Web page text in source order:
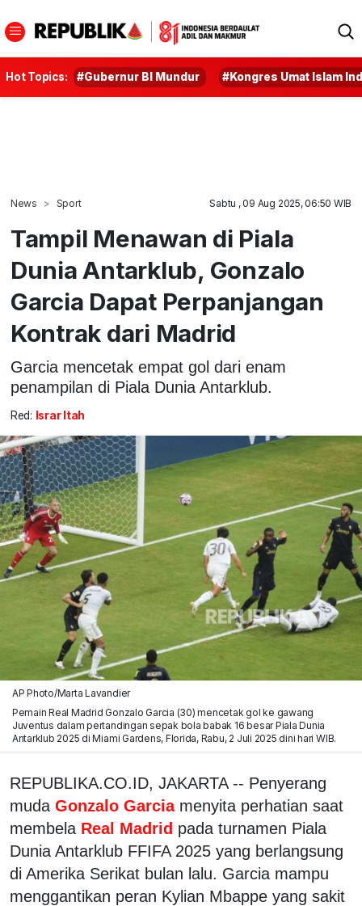
Hot Topics: #Gubernur BI Mundur #Kongres Umat Islam
News Sport Sabtu , 09 Aug 2025, 06:50 WIB
Tampil Menawan di Piala
Dunia Antarklub, Gonzalo
Garcia Dapat Perpanjangan
Kontrak dari Madrid
Garcia mencetak empat gol dari enam
penampilan di Piala Dunia Antarklub.
Red: Israr Itah
AP Photo/Marta Lavandier
Pemain Real Madrid Gonzalo Garcia (30) mencetak gol ke gawang
Juventus dalam pertandingan sepak bola babak 16 besar Piala Dunia
Antarklub 2025 di Miami Gardens, Florida, Rabu, 2 Juli 2025 dini hari WIB.
REPUBLIKA.CO.ID, JAKARTA -- Penyerang
muda Gonzalo Garcia menyita perhatian saat
membela Real Madrid pada turnamen Piala
Dunia Antarklub FFIFA 2025 yang berlangsung
di Amerika Serikat bulan lalu. Garcia mampu
menggantikan peran Kylian Mbappe yang sakit